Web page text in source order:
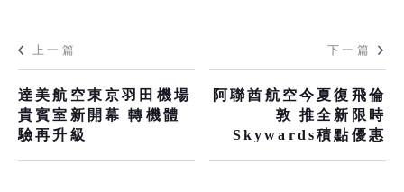
上一篇
達美航空東京羽田機場
貴賓室新開幕 轉機體
驗再升級
下一篇
阿聯酋航空今夏復飛倫
敦 推全新限時
Skywards積點優惠